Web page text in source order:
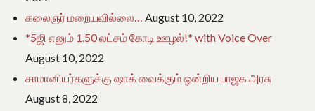
கலைஞர் மறையவில்லை… August 10, 2022
*5ஜி எனும் 1.50 லட்சம் கோடி ஊழல்!* with Voice Over
August 10, 2022
சாமானியர்களுக்கு ஷாக் வைக்கும் ஒன்றிய பாஜக அரசு
August 8, 2022